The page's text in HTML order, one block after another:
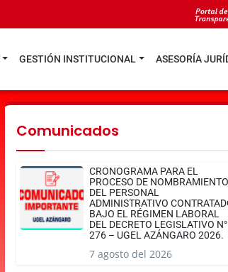
GESTIÓN INSTITUCIONAL ASESORÍA
Comunicados
CRONOGRAMA PARA EL
PROCESO DE NOMBRAMIENTO
DEL PERSONAL
ADMINISTRATIVO
BAJO EL RÉGIMEN LABORAL
DEL DECRETO LEGISLATIVO N°
276 – UGEL AZÁNGARO 2026.
7 agosto del 2026